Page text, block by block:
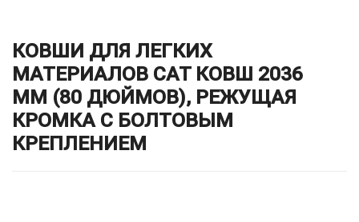
КОВШИ ДЛЯ ЛЕГКИХ
МАТЕРИАЛОВ CAT КОВШ 2036
ММ (80 ДЮЙМОВ), РЕЖУЩАЯ
КРОМКА С БОЛТОВЫМ
КРЕПЛЕНИЕМ